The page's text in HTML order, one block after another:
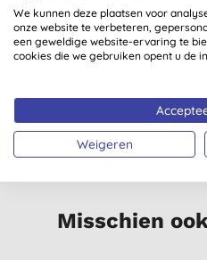
VRIJ
Misschien
We kunnen deze plaatsen voor
onze website te verbeteren,
een geweldige website-ervaring te
cookies die we gebruiken opent u de
Weigeren